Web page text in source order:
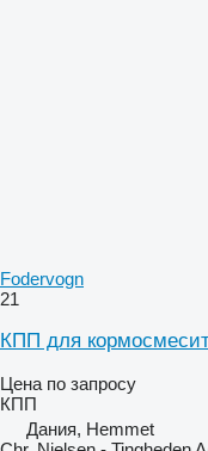
Fodervogn
21
КПП для
Цена по запросу
КПП
Дания, Hemmet